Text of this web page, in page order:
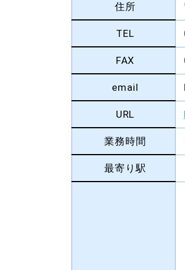
住所
TEL
FAX
email
URL
業務時間
最寄り駅